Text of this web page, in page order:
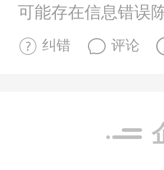
可能存在信息错误
纠错 评论